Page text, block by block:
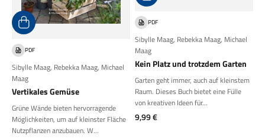
PDF
Sibylle Maag, Rebekka Maag, Michael
Maag
Vertikales Gemüse
Grüne Wände bieten hervorragende
Möglichkeiten, um auf kleinster Fläche
Nutzpflanzen anzubauen. W...
PDF
Sibylle Maag, Rebekka Maag, Michael
Maag
Kein Platz und trotzdem Garten
Garten geht immer, auch auf kleinstem
Raum. Dieses Buch bietet eine Fülle
von kreativen Ideen für...
Angebot
9,99 €